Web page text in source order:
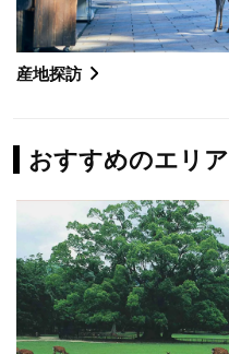
産地探訪
おすすめのエリア